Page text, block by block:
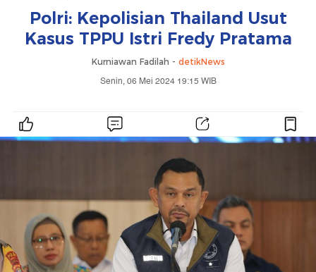
Polri: Kepolisian Thailand Usut
Kasus TPPU Istri Fredy Pratama
Kurniawan Fadilah - detikNews
Senin, 06 Mei 2024 19:15 WIB